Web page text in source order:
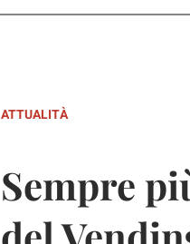
ATTUALITÀ
Sempre